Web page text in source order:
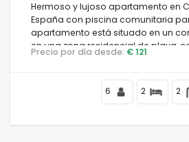
Hermoso y lujoso apartamento en
España con piscina comunitaria
apartamento está situado en un
en una zona residencial de playa,
y bares, tiendas y supermercados,
Precio por día desde: € 121
6 2 2